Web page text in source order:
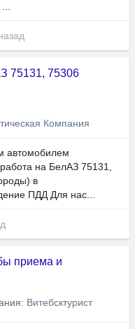
75131, 75306
Компания
автомобилем
на БелАЗ 75131,
в
ПДД Для нас...
приема и
Витебсктурист